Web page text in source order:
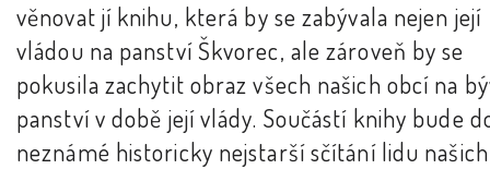
věnovat jí knihu, která by se zabývala nejen její
vládou na panství Škvorec, ale zároveň by se
pokusila zachytit obraz všech našich obcí na
panství v době její vlády. Součástí knihy bude
neznámé historicky nejstarší sčítání lidu